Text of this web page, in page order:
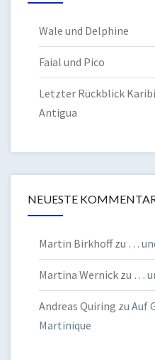
Wale und Delphine
Faial und Pico
Letzter Rückblick
Antigua
NEUESTE
Martin Birkhoffzu …
Martina Wernick zu …
Andreas Quiring zu Auf
Martinique